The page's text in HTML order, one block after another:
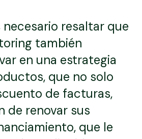
resaltar que
también
en una estrategia
que no solo
de facturas,
de renovar sus
que le